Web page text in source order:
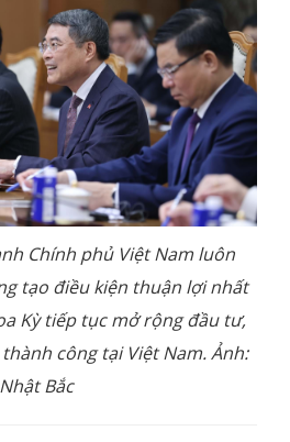
Chính phủ Việt Nam luôn
tạo điều kiện thuận lợi nhất
Kỳ tiếp tục mở rộng đầu tư,
công tại Việt Nam. Ảnh:
Nhật Bắc